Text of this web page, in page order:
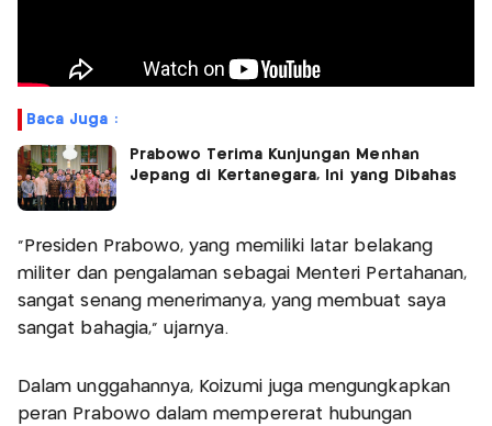
Baca Juga :
Prabowo Terima Kunjungan Menhan
Jepang di Kertanegara, Ini yang Dibahas
"Presiden Prabowo, yang memiliki latar belakang
militer dan pengalaman sebagai Menteri Pertahanan,
sangat senang menerimanya, yang membuat saya
sangat bahagia," ujarnya.
Dalam unggahannya, Koizumi juga mengungkapkan
peran Prabowo dalam mempererat hubungan